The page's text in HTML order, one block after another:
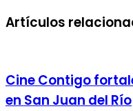
Artículos
Cine Contigo
en San Juan del Río